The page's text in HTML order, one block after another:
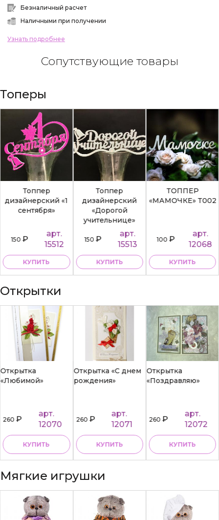
Безналичный расчет
Наличными при получении
Узнать подробнее
Сопутствующие товары
Топеры
Топпер
дизайнерский «1
сентября»
150₽
арт.
15512
КУПИТЬ
Топпер
дизайнерский
«Дорогой
учительнице»
150₽
арт.
15513
КУПИТЬ
ТОППЕР
«МАМОЧКЕ» Т002
100₽
арт.
12068
КУПИТЬ
Открытки
Открытка
«Любимой»
260₽
арт.
12070
КУПИТЬ
Открытка «С днем
рождения»
260₽
арт.
12071
КУПИТЬ
Открытка
«Поздравляю»
260₽
арт.
12072
КУПИТЬ
Мягкие игрушки